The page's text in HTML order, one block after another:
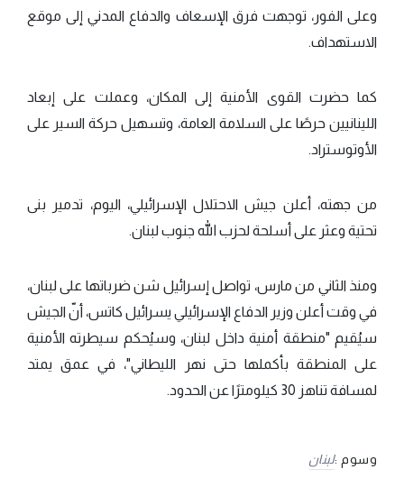
وعلى الفور، توجهت فرق الإسعاف والدفاع المدني إلى موقع
الاستهداف.
كما حضرت القوى الأمنية إلى المكان، وعملت على إبعاد
اللينانيين حرصًا على السلامة العامة، وتسهيل حركة السير على
الأوتوستراد.
من جهته، أعلن جيش الاحتلال الإسرائيلي، اليوم، تدمير بنى
تحتية وعثر على أسلحة لحزب الله جنوب لبنان.
ومنذ الثاني من مارس، تواصل إسرائيل شن ضرباتها على لبنان،
في وقت أعلن وزير الدفاع الإسرائيلي يسرائيل كاتس، أنّ الجيش
سيُقيم "منطقة أمنية داخل لبنان، وسيُحكم سيطرته الأمنية
على المنطقة بأكملها حتى نهر الليطاني"، في عمق يمتد
لمسافة تناهز 30 كيلومترًا عن الحدود.
وسوم :لبنان